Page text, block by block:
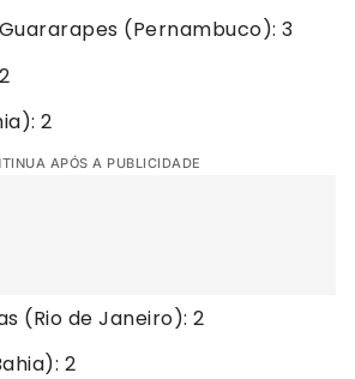
(Pernambuco): 3
2
APÓS A PUBLICIDADE
(Rio de Janeiro): 2
2